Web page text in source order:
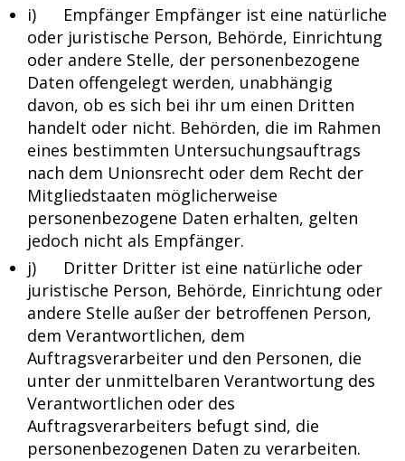
i) Empfänger Empfänger ist eine natürliche
oder juristische Person, Behörde, Einrichtung
oder andere Stelle, der personenbezogene
Daten offengelegt werden, unabhängig
davon, ob es sich bei ihr um einen Dritten
handelt oder nicht. Behörden, die im Rahmen
eines bestimmten Untersuchungsauftrags
nach dem Unionsrecht oder dem Recht der
Mitgliedstaaten möglicherweise
personenbezogene Daten erhalten, gelten
jedoch nicht als Empfänger.
j) Dritter Dritter ist eine natürliche oder
juristische Person, Behörde, Einrichtung oder
andere Stelle außer der betroffenen Person,
dem Verantwortlichen, dem
Auftragsverarbeiter und den Personen, die
unter der unmittelbaren Verantwortung des
Verantwortlichen oder des
Auftragsverarbeiters befugt sind, die
personenbezogenen Daten zu verarbeiten.